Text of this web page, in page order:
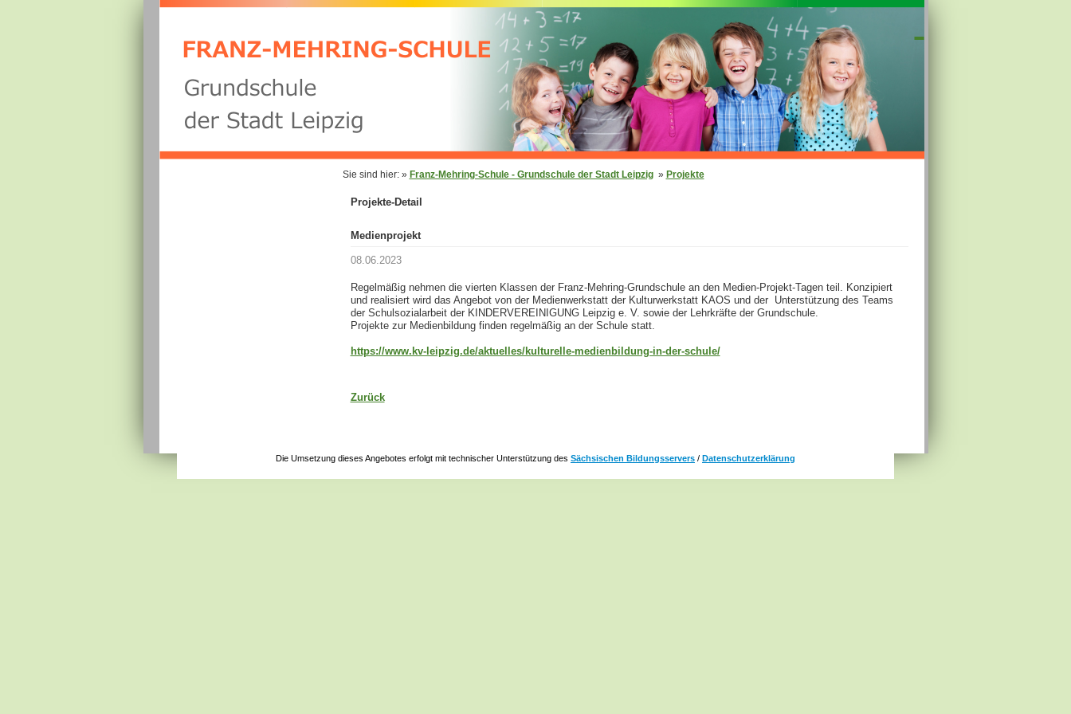
Sie sind hier: » Franz-Mehring-Schule - Grundschule der Stadt Leipzig» Projekte
Projekte-Detail
Medienprojekt
08.06.2023
Regelmäßig nehmen die vierten Klassen der Franz-Mehring-Grundschule an den Medien-Projekt-Tagen teil. Konzipiert
und realisiert wird das Angebot von der Medienwerkstatt der Kulturwerkstatt KAOS und der Unterstützung des Teams
der Schulsozialarbeit der KINDERVEREINIGUNG Leipzig e. V. sowie der Lehrkräfte der Grundschule.
Projekte zur Medienbildung finden regelmäßig an der Schule statt.
https://www.kv-leipzig.de/aktuelles/kulturelle-medienbildung-in-der-schule/
Zurück
Die Umsetzung dieses Angebotes erfolgt mit technischer Unterstützung des Sächsischen Bildungsservers / Datenschutzerklärung